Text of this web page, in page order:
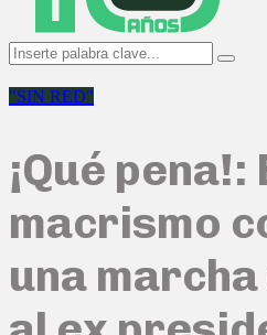
Search
for:
Search
"SIN RED"
¡Qué pena!:
macrismo
una